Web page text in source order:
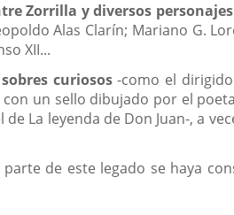
Zorrilla y diversos
Alas Clarín; Mariano G.
XII...
curiosos-como el
un sello dibujado por el
La leyenda de Don Juan-, a
de este legado se haya